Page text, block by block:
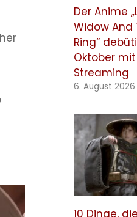
Der Anime
Widow And
Ring“
Oktober
Streaming
6. August 2026
10 Dinge,